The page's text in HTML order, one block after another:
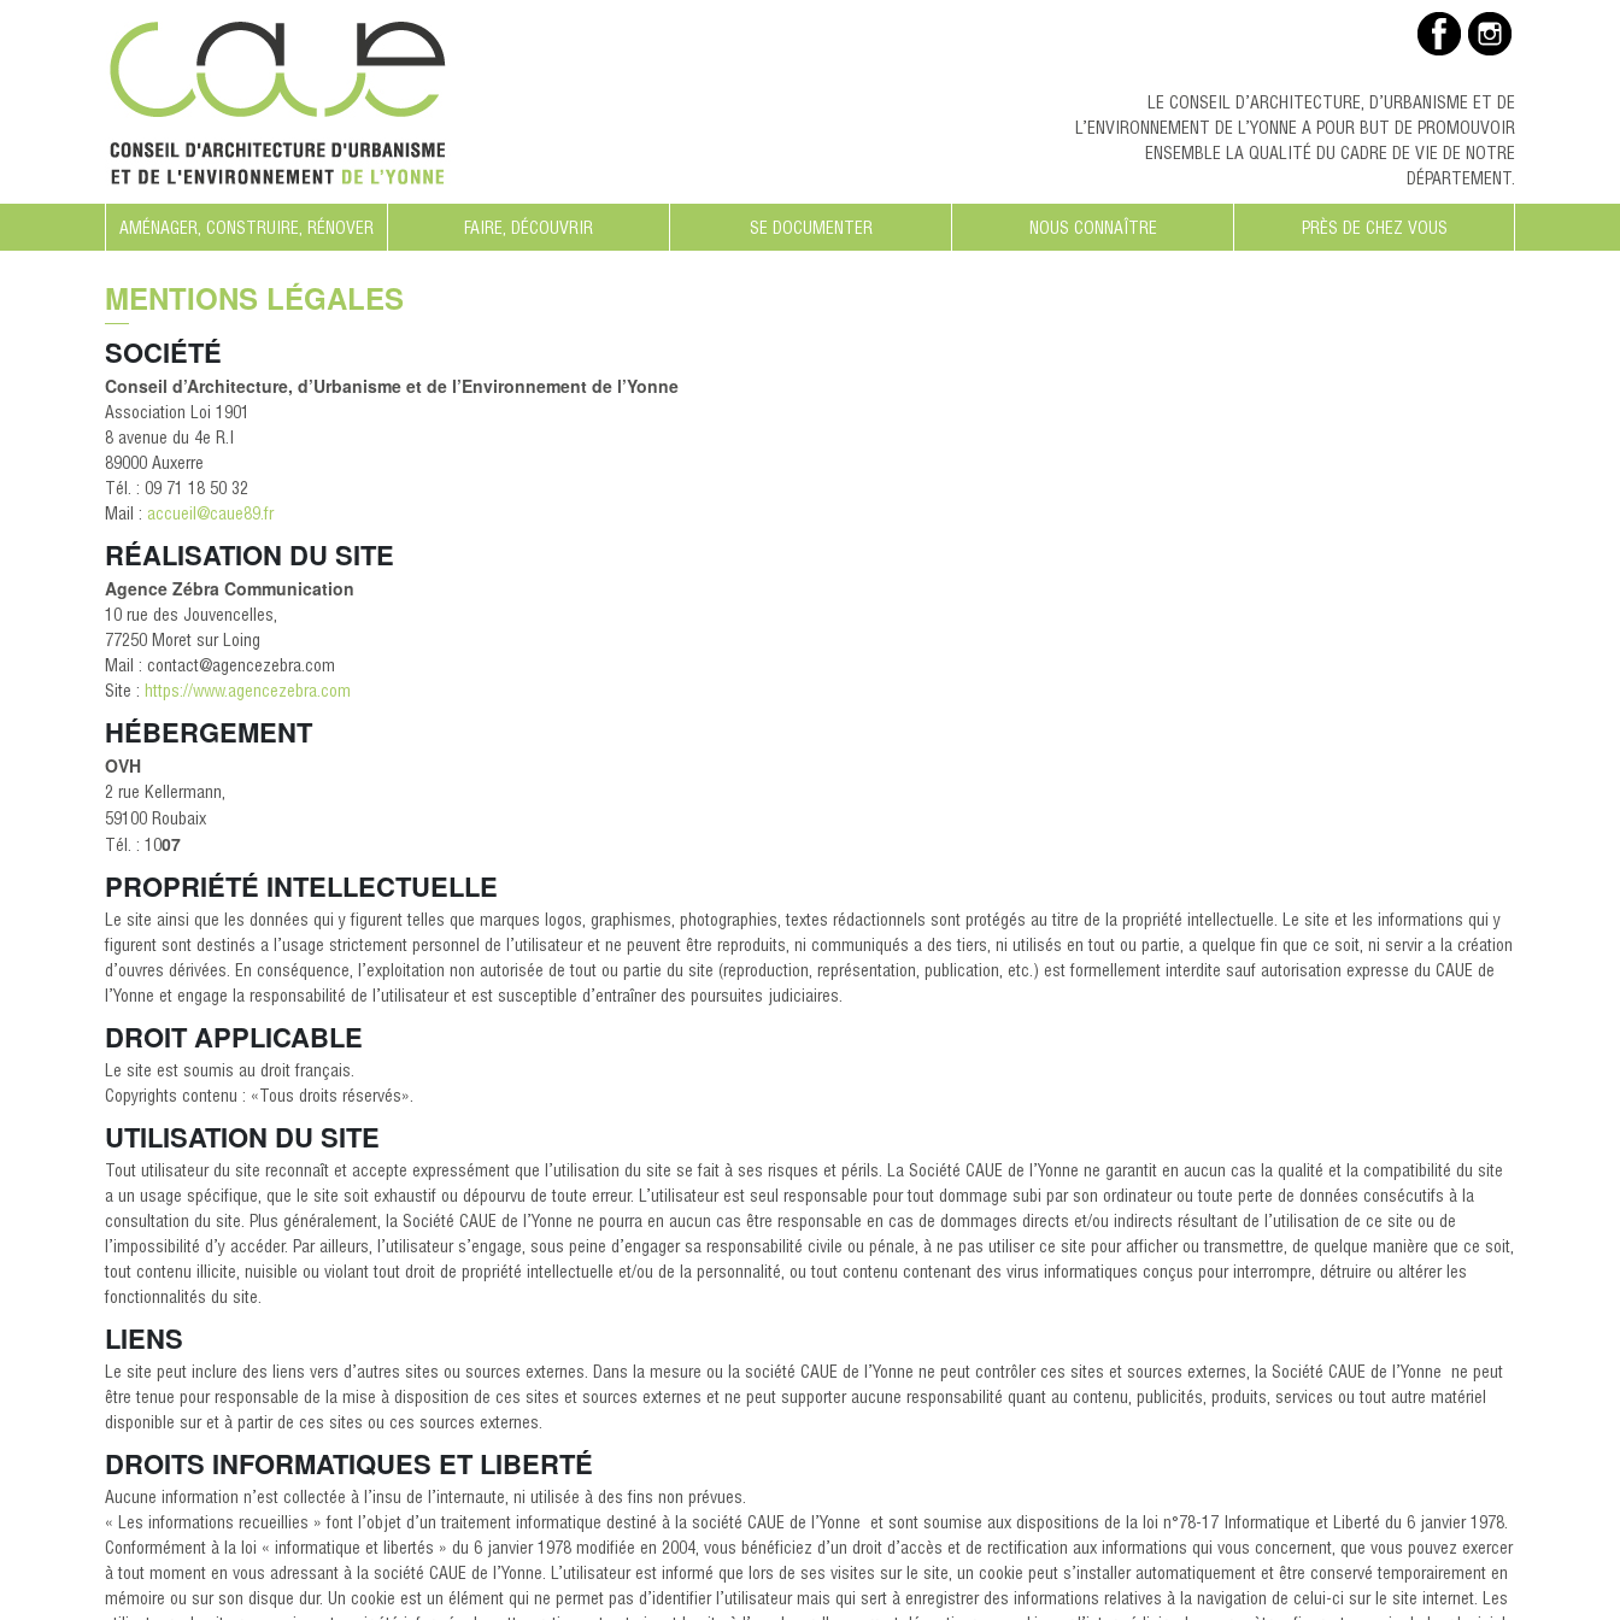
LE CONSEIL D’ARCHITECTURE, D’URBANISME ET DE
L’ENVIRONNEMENT DE L’YONNE A POUR BUT DE PROMOUVOIR
ENSEMBLE LA QUALITÉ DU CADRE DE VIE DE NOTRE
DÉPARTEMENT.
AMÉNAGER, CONSTRUIRE, RÉNOVER FAIRE, DÉCOUVRIR SE DOCUMENTER NOUS CONNAÎTRE PRÈS DE CHEZ VOUS
MENTIONS LÉGALES
SOCIÉTÉ
Conseil d’Architecture, d’Urbanisme et de l’Environnement de l’Yonne
Association Loi 1901
8 avenue du 4e R.I
89000 Auxerre
Tél. : 09 71 18 50 32
Mail : accueil@caue89.fr
RÉALISATION DU SITE
Agence Zébra Communication
10 rue des Jouvencelles,
77250 Moret sur Loing
Mail : contact@agencezebra.com
Site : https://www.agencezebra.com
HÉBERGEMENT
OVH
2 rue Kellermann,
59100 Roubaix
Tél. : 1007
PROPRIÉTÉ INTELLECTUELLE
Le site ainsi que les données qui y figurent telles que marques logos, graphismes, photographies, textes rédactionnels sont protégés au titre de la propriété intellectuelle. Le site et les informations qui y
figurent sont destinés a l’usage strictement personnel de l’utilisateur et ne peuvent être reproduits, ni communiqués a des tiers, ni utilisés en tout ou partie, a quelque fin que ce soit, ni servir a la création
d’ouvres dérivées. En conséquence, l’exploitation non autorisée de tout ou partie du site (reproduction, représentation, publication, etc.) est formellement interdite sauf autorisation expresse du CAUE de
l’Yonne et engage la responsabilité de l’utilisateur et est susceptible d’entraîner des poursuites judiciaires.
DROIT APPLICABLE
Le site est soumis au droit français.
Copyrights contenu : «Tous droits réservés».
UTILISATION DU SITE
Tout utilisateur du site reconnaît et accepte expressément que l’utilisation du site se fait à ses risques et périls. La Société CAUE de l’Yonne ne garantit en aucun cas la qualité et la compatibilité du site
a un usage spécifique, que le site soit exhaustif ou dépourvu de toute erreur. L’utilisateur est seul responsable pour tout dommage subi par son ordinateur ou toute perte de données consécutifs à la
consultation du site. Plus généralement, la Société CAUE de l’Yonne ne pourra en aucun cas être responsable en cas de dommages directs et/ou indirects résultant de l’utilisation de ce site ou de
l’impossibilité d’y accéder. Par ailleurs, l’utilisateur s’engage, sous peine d’engager sa responsabilité civile ou pénale, à ne pas utiliser ce site pour afficher ou transmettre, de quelque manière que ce soit,
tout contenu illicite, nuisible ou violant tout droit de propriété intellectuelle et/ou de la personnalité, ou tout contenu contenant des virus informatiques conçus pour interrompre, détruire ou altérer les
fonctionnalités du site.
LIENS
Le site peut inclure des liens vers d’autres sites ou sources externes. Dans la mesure ou la société CAUE de l’Yonne ne peut contrôler ces sites et sources externes, la Société CAUE de l’Yonne ne peut
être tenue pour responsable de la mise à disposition de ces sites et sources externes et ne peut supporter aucune responsabilité quant au contenu, publicités, produits, services ou tout autre matériel
disponible sur et à partir de ces sites ou ces sources externes.
DROITS INFORMATIQUES ET LIBERTÉ
Aucune information n’est collectée à l’insu de l’internaute, ni utilisée à des fins non prévues.
« Les informations recueillies » font l’objet d’un traitement informatique destiné à la société CAUE de l’Yonne et sont soumise aux dispositions de la loi n°78-17 Informatique et Liberté du 6 janvier 1978.
Conformément à la loi « informatique et libertés » du 6 janvier 1978 modifiée en 2004, vous bénéficiez d’un droit d’accès et de rectification aux informations qui vous concernent, que vous pouvez exercer
à tout moment en vous adressant à la société CAUE de l’Yonne. L’utilisateur est informé que lors de ses visites sur le site, un cookie peut s’installer automatiquement et être conservé temporairement en
mémoire ou sur son disque dur. Un cookie est un élément qui ne permet pas d’identifier l’utilisateur mais qui sert à enregistrer des informations relatives à la navigation de celui-ci sur le site internet. Les